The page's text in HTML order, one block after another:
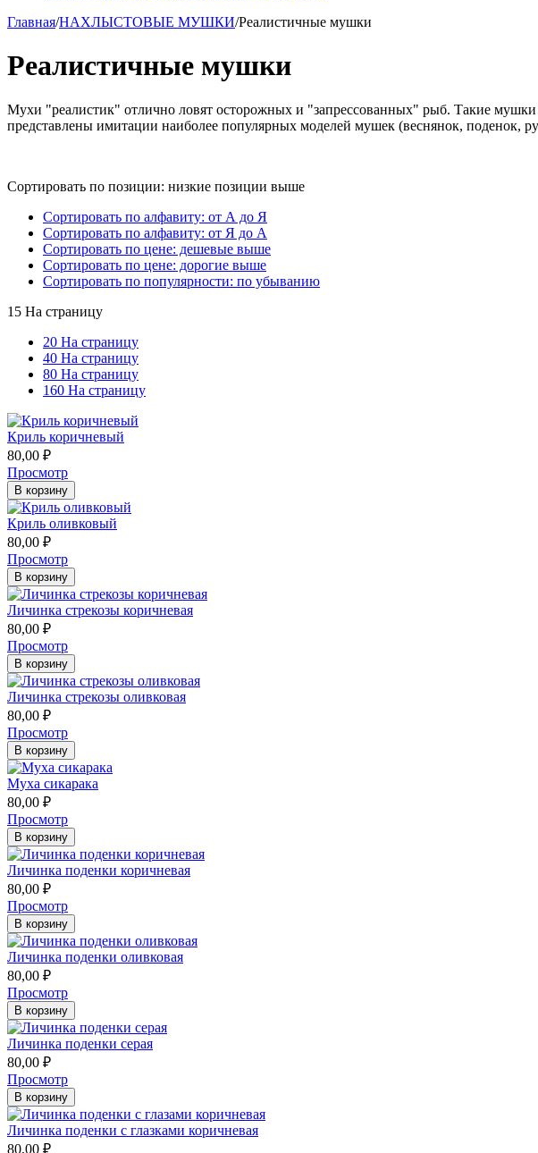
Главная/НАХЛЫСТОВЫЕ МУШКИ/Реалистичные мушки
Реалистичные мушки
Мухи "реалистик" отлично ловят осторожных и "запрессованных" рыб. Такие мушки
представлены имитации наиболее популярных моделей мушек (веснянок, поденок,
Сортировать по позиции: низкие позиции выше
Сортировать по алфавиту: от А до Я
Сортировать по алфавиту: от Я до А
Сортировать по цене: дешевые выше
Сортировать по цене: дорогие выше
Сортировать по популярности: по убыванию
15 На страницу
20 На страницу
40 На страницу
80 На страницу
160 На страницу
Криль коричневый
80,00 ₽
Просмотр
В корзину
Криль оливковый
80,00 ₽
Просмотр
В корзину
Личинка стрекозы коричневая
80,00 ₽
Просмотр
В корзину
Личинка стрекозы оливковая
80,00 ₽
Просмотр
В корзину
Муха сикарака
80,00 ₽
Просмотр
В корзину
Личинка поденки коричневая
80,00 ₽
Просмотр
В корзину
Личинка поденки оливковая
80,00 ₽
Просмотр
В корзину
Личинка поденки серая
80,00 ₽
Просмотр
В корзину
Личинка поденки с глазками коричневая
80,00 ₽